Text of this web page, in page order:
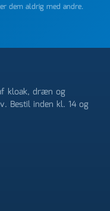
dem aldrig med andre.
kloak, dræn og
Bestil inden kl. 14 og